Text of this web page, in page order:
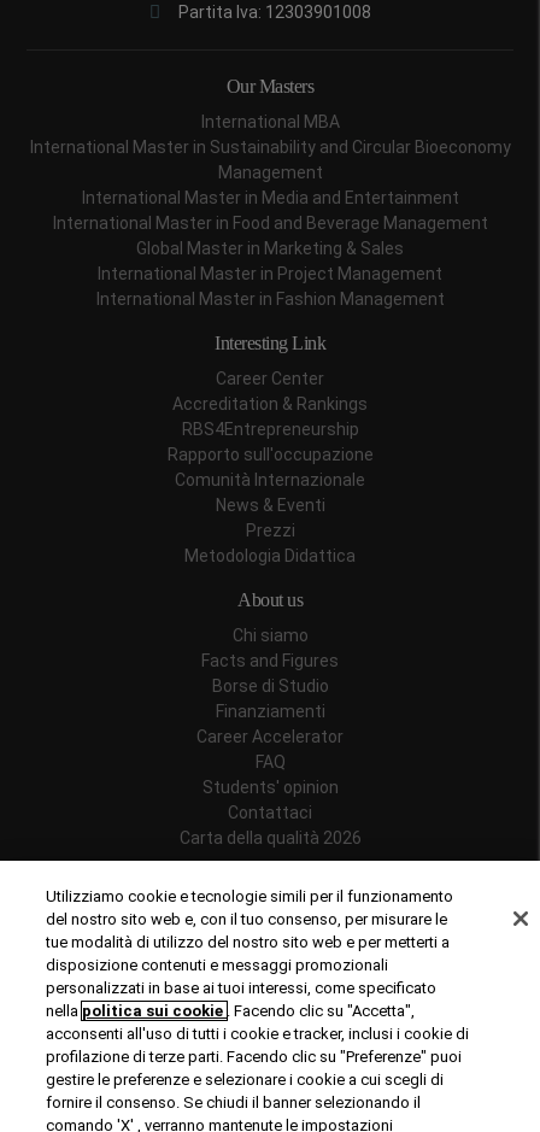
Partita Iva: 12303901008
Our Masters
International MBA
International Master in Sustainability and Circular Bioeconomy
Management
International Master in Media and Entertainment
International Master in Food and Beverage Management
Global Master in Marketing & Sales
International Master in Project Management
International Master in Fashion Management
Interesting Link
Career Center
Accreditation & Rankings
RBS4Entrepreneurship
Rapporto sull'occupazione
Comunità Internazionale
News & Eventi
Prezzi
Metodologia Didattica
About us
Chi siamo
Facts and Figures
Borse di Studio
Finanziamenti
Career Accelerator
FAQ
Students' opinion
Contattaci
Carta della qualità 2026
Riconoscimenti
Utilizziamo cookie e tecnologie simili per il funzionamento
del nostro sito web e, con il tuo consenso, per misurare le
tue modalità di utilizzo del nostro sito web e per metterti a
disposizione contenuti e messaggi promozionali
personalizzati in base ai tuoi interessi, come specificato
nella politica sui cookie . Facendo clic su "Accetta",
acconsenti all'uso di tutti i cookie e tracker, inclusi i cookie di
profilazione di terze parti. Facendo clic su "Preferenze" puoi
gestire le preferenze e selezionare i cookie a cui scegli di
fornire il consenso. Se chiudi il banner selezionando il
comando 'X' , verranno mantenute le impostazioni